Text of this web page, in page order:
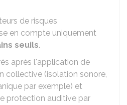
de risques
en compte uniquement
seuils.
après l'application de
collective (isolation sonore,
par exemple) et
protection auditive par